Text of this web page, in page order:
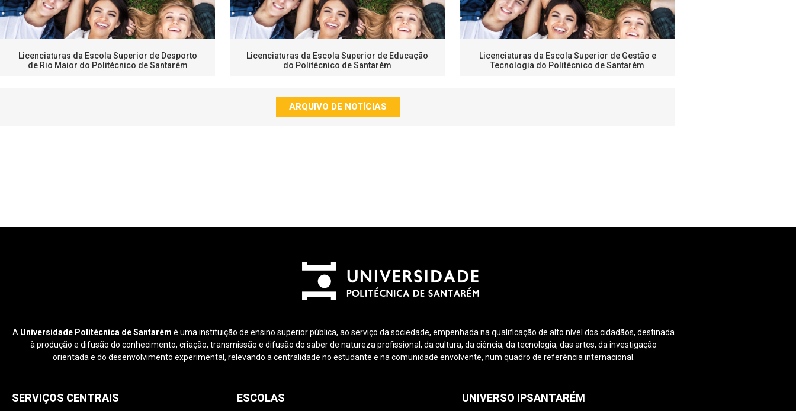
Licenciaturas da Escola Superior de Desporto
de Rio Maior do Politécnico de Santarém
Licenciaturas da Escola Superior de Educação
do Politécnico de Santarém
Licenciaturas da Escola Superior de Gestão e
Tecnologia do Politécnico de Santarém
ARQUIVO DE NOTÍCIAS
A Universidade Politécnica de Santarém é uma instituição de ensino superior pública, ao serviço da sociedade, empenhada na qualificação de alto nível dos cidadãos, destinada
à produção e difusão do conhecimento, criação, transmissão e difusão do saber de natureza profissional, da cultura, da ciência, da tecnologia, das artes, da investigação
orientada e do desenvolvimento experimental, relevando a centralidade no estudante e na comunidade envolvente, num quadro de referência internacional.
SERVIÇOS CENTRAIS ESCOLAS UNIVERSO IPSANTARÉM